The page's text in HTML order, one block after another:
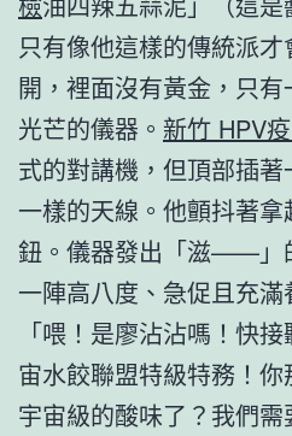
只有像他這樣的傳統派
開，裡面沒有黃金，只
光芒的儀器。 新竹 HPV
式的對講機，但頂部插
一樣的天線。他顫抖著
鈕。儀器發出「滋——」
一陣高八度、急促且充滿
「喂！是廖沾沾嗎！快
宙水餃聯盟特級特務！
宇宙級的酸味了？我們